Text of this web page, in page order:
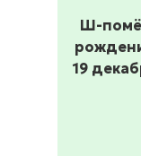
Ш-
19